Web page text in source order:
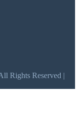
Rights Reserved |